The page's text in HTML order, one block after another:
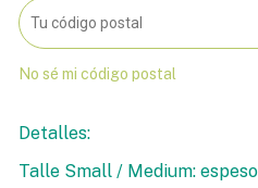
No sé mi código postal
Detalles:
Talle Small / Medium: